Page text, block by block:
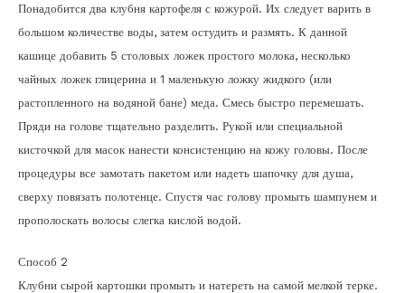
Понадобится два клубня картофеля с кожурой. Их следует варить в
большом количестве воды, затем остудить и размять. К данной
кашице добавить 5 столовых ложек простого молока, несколько
чайных ложек глицерина и 1 маленькую ложку жидкого (или
растопленного на водяной бане) меда. Смесь быстро перемешать.
Пряди на голове тщательно разделить. Рукой или специальной
кисточкой для масок нанести консистенцию на кожу головы. После
процедуры все замотать пакетом или надеть шапочку для душа,
сверху повязать полотенце. Спустя час голову промыть шампунем и
прополоскать волосы слегка кислой водой.
Способ 2
Клубни сырой картошки промыть и натереть на самой мелкой терке.